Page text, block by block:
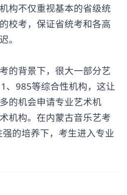
不仅重视基本的省级统
校考，保证省统考和各高
。
背景下，很大一部分艺
、985等综合性机构，这让
的机会申请专业艺术机
机构。在内蒙古音乐艺考
的培养下，考生进入专业